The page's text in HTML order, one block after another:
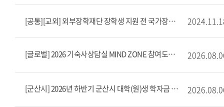
[공통][교외] 외부장학재단 장학생 지원 전 국가장학금 신청
[글로벌] 2026 기숙사상담실 MIND ZONE 참여도우미(근로) 모집
[군산시] 2026년 하반기 군산시 대학(원)생 학자금 대출 이자 지원